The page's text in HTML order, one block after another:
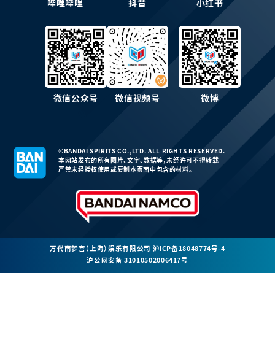
哔哩哔哩 抖音 小红书
微信公众号 微信视频号 微博
©BANDAI SPIRITS CO.,LTD. ALL RIGHTS RESERVED.
本网站发布的所有图片、文字、数据等，未经许可不得转载
严禁未经授权使用或复制本页面中包含的材料。
万代南梦宫（上海）娱乐有限公司 沪ICP备18048774号-4
沪公网安备 31010502006417号